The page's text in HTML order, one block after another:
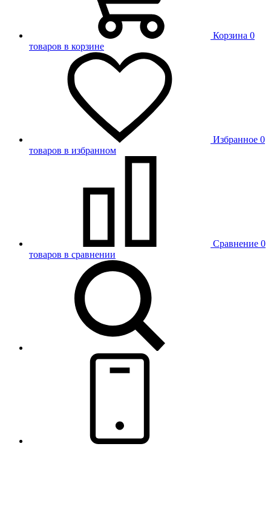
Корзина 0
товаров в корзине
Избранное 0
товаров в избранном
Сравнение 0
товаров в сравнении